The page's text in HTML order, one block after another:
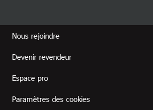
Nous rejoindre
Devenir revendeur
Espace pro
Paramètres des cookies